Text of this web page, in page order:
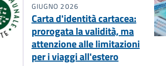
GIUGNO 2026
Carta d'identità cartacea:
prorogata la validità, ma
attenzione alle limitazioni
per i viaggi all'estero